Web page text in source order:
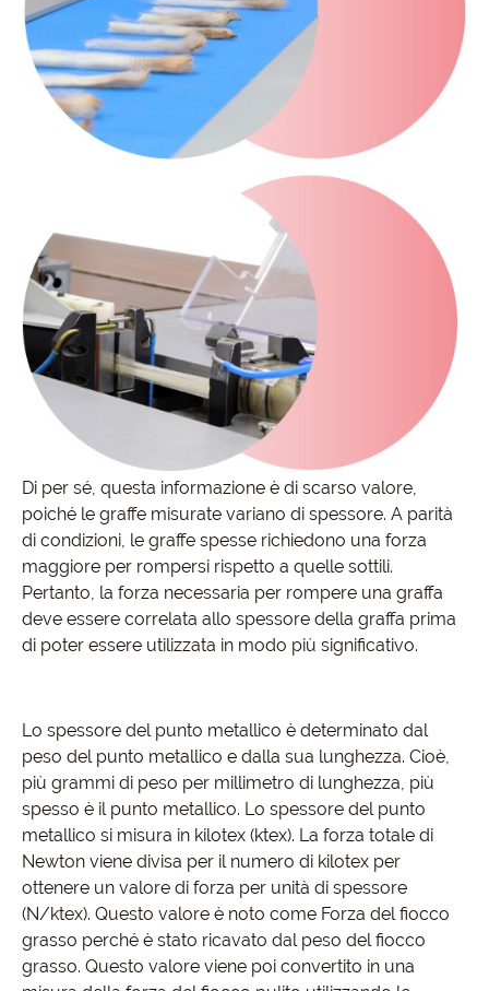
Di per sé, questa informazione è di scarso valore,
poiché le graffe misurate variano di spessore. A parità
di condizioni, le graffe spesse richiedono una forza
maggiore per rompersi rispetto a quelle sottili.
Pertanto, la forza necessaria per rompere una graffa
deve essere correlata allo spessore della graffa prima
di poter essere utilizzata in modo più significativo.
Lo spessore del punto metallico è determinato dal
peso del punto metallico e dalla sua lunghezza. Cioè,
più grammi di peso per millimetro di lunghezza, più
spesso è il punto metallico. Lo spessore del punto
metallico si misura in kilotex (ktex). La forza totale di
Newton viene divisa per il numero di kilotex per
ottenere un valore di forza per unità di spessore
(N/ktex). Questo valore è noto come Forza del fiocco
grasso perché è stato ricavato dal peso del fiocco
grasso. Questo valore viene poi convertito in una